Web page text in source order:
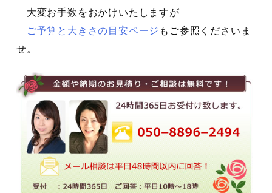
大変お手数をおかけいたしますが
ご予算と大きさの目安ページ もご参照くださいま
せ。